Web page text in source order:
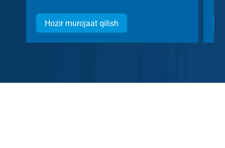
Hozir murojaat qilish